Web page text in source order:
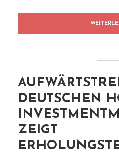
DEUTSCHEN
ZEIGT